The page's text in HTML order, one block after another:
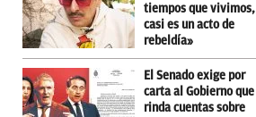
tiempos que vivimos,
casi es un acto de
rebeldía»
El Senado exige por
carta al Gobierno que
rinda cuentas sobre